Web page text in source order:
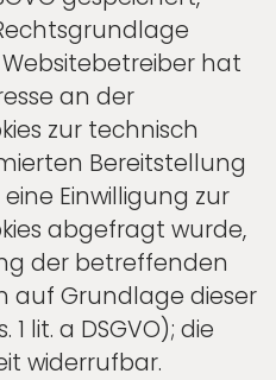
hat
an der
zur technisch
Bereitstellung
Einwilligung zur
abgefragt wurde,
der betreffenden
auf Grundlage dieser
1 lit. a DSGVO); die
widerrufbar.